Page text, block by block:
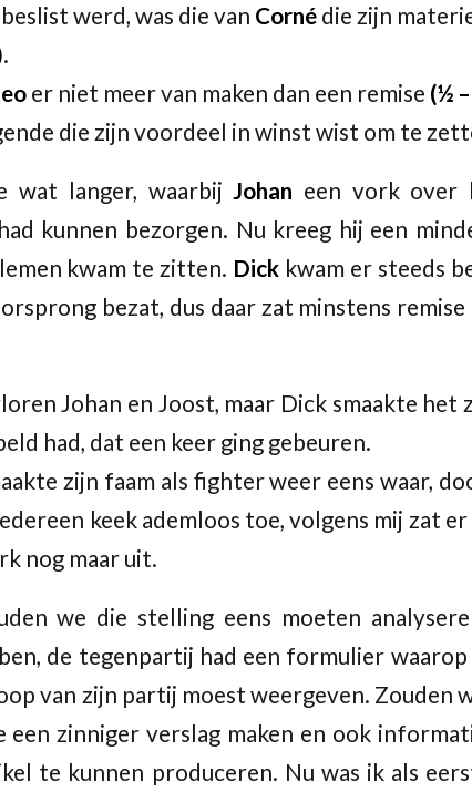
werd, was die van Corné die zijn
.
er niet meer van maken dan een remise (½
die zijn voordeel in winst wist om te
wat langer, waarbij Johan een vork over
kunnen bezorgen. Nu kreeg hij een
kwam te zitten. Dick kwam er steeds
bezat, dus daar zat minstens
Johan en Joost, maar Dick smaakte
had, dat een keer ging gebeuren.
zijn faam als fighter weer eens waar,
keek ademloos toe, volgens mij zat
nog maar uit.
we die stelling eens moeten
de tegenpartij had een formulier
van zijn partij moest weergeven. Zouden
een zinniger verslag maken en ook
te kunnen produceren. Nu was ik als